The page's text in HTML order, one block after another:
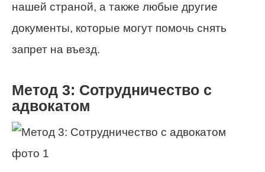
нашей страной, а также любые другие
документы, которые могут помочь снять
запрет на въезд.
Метод 3: Сотрудничество с
адвокатом